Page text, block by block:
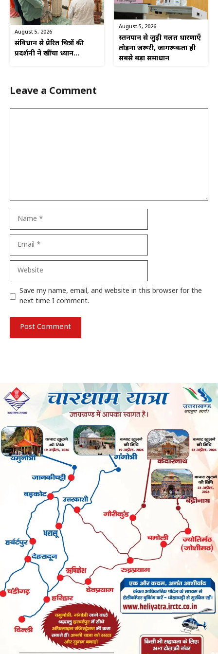
August 5, 2026
संविधान से प्रेरित चित्रों की
प्रदर्शनी ने खींचा ध्यान…
August 5, 2026
स्तनपान से जुड़ी गलत धारणाएँ
तोड़ना जरूरी, जागरूकता ही
सबसे बड़ा समाधान
Leave a Comment
Website
Save my name, email, and website in this browser for the
next time I comment.